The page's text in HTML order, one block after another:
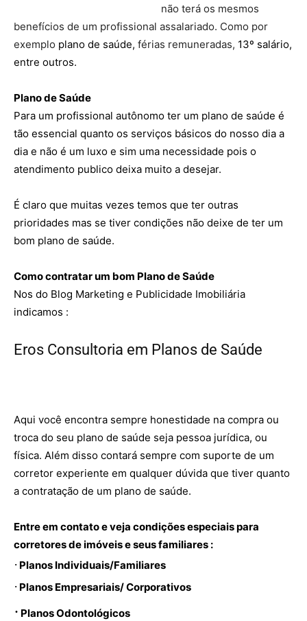
não terá os mesmos
benefícios de um profissional assalariado. Como por
exemplo plano de saúde, férias remuneradas, 13º salário,
entre outros.
Plano de Saúde
Para um profissional autônomo ter um plano de saúde é
tão essencial quanto os serviços básicos do nosso dia a
dia e não é um luxo e sim uma necessidade pois o
atendimento publico deixa muito a desejar.
É claro que muitas vezes temos que ter outras
prioridades mas se tiver condições não deixe de ter um
bom plano de saúde.
Como contratar um bom Plano de Saúde
Nos do Blog Marketing e Publicidade Imobiliária
indicamos :
Eros Consultoria em Planos de Saúde
Aqui você encontra sempre honestidade na compra ou
troca do seu plano de saúde seja pessoa jurídica, ou
física. Além disso contará sempre com suporte de um
corretor experiente em qualquer dúvida que tiver quanto
a contratação de um plano de saúde.
Entre em contato e veja condições especiais para
corretores de imóveis e seus familiares :
· Planos Individuais/Familiares
· Planos Empresariais/ Corporativos
· Planos Odontológicos